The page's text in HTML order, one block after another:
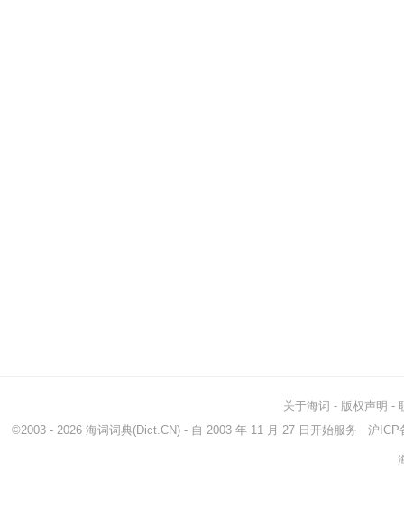
关于海词 - 版权声明 -
©2003 - 2026 海词词典(Dict.CN) - 自 2003 年 11 月 27 日开始服务 沪ICP